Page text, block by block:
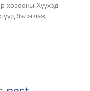
хорооны Хүүхэд
бэлэглэж,